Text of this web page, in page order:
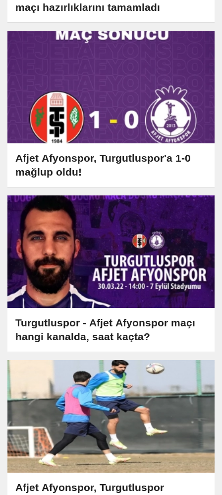
maçı hazırlıklarını tamamladı
Afjet Afyonspor, Turgutluspor'a 1-0
mağlup oldu!
Turgutluspor - Afjet Afyonspor maçı
hangi kanalda, saat kaçta?
Afjet Afyonspor, Turgutluspor